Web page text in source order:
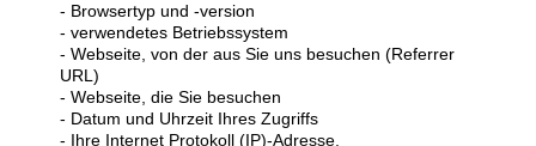
- Browsertyp und -version
- verwendetes Betriebssystem
- Webseite, von der aus Sie uns besuchen (Referrer
URL)
- Webseite, die Sie besuchen
- Datum und Uhrzeit Ihres Zugriffs
- Ihre Internet Protokoll (IP)-Adresse.